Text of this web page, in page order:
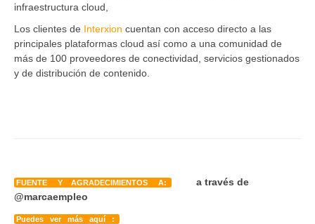
infraestructura cloud,
Los clientes de Interxion cuentan con acceso directo a las
principales plataformas cloud así como a una comunidad de
más de 100 proveedores de conectividad, servicios gestionados
y de distribución de contenido.
FUENTE Y AGRADECIMIENTOS A:
a través de
@marcaempleo
Puedes ver más aquí :